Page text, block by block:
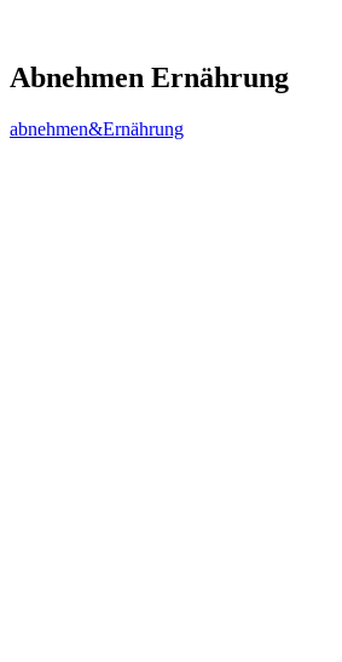
Abnehmen Ernährung
abnehmen&Ernährung